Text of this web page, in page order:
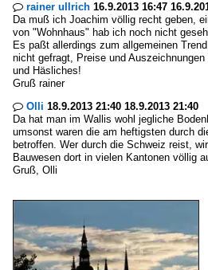
 rainer ullrich 16.9.2013 16:47
Da muß ich Joachim völlig recht geben,
von "Wohnhaus" hab ich noch nicht
Es paßt allerdings zum allgemeinen
nicht gefragt, Preise und
und Häsliches!
Gruß rainer
 Olli 18.9.2013 21:40 18.9.2013 21:40
Da hat man im Wallis wohl jegliche
umsonst waren die am heftigsten durch
betroffen. Wer durch die Schweiz reist,
Bauwesen dort in vielen Kantonen völlig
Gruß, Olli